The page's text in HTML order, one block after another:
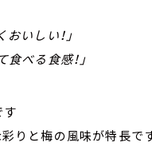
いしい！」
べる食感！」
す
りと梅の風味が特長で